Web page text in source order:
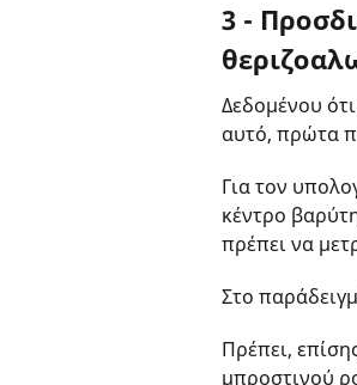
3 -
Δεδομένου
αυτό, πρώτα
Για τον
κέντρο
πρέπει να
Στο
Πρέπει,
μπροστινού